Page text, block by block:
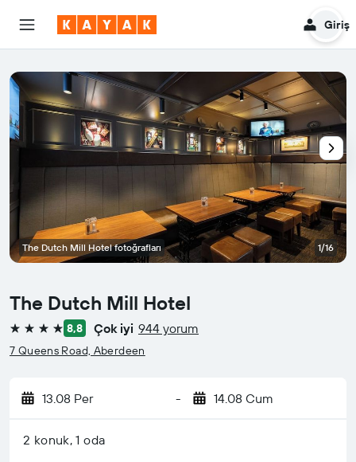
Giriş
The Dutch Mill Hotel
4 yıldız 8,8 Çok iyi 944 yorum
7 Queens Road, Aberdeen
13.08 Per - 14.08 Cum
2 konuk, 1 oda
The Dutch Mill Hotel fotoğrafları 1/16